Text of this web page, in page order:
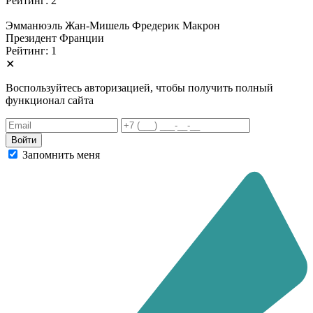
Эмманюэль Жан-Мишель Фредерик Макрон
Президент Франции
Рейтинг: 1
✕
Воспользуйтесь авторизацией, чтобы получить полный
функционал сайта
Запомнить меня